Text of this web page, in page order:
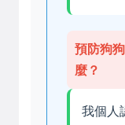
預防狗
麼？
我個人